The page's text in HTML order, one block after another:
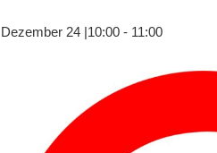
Dezember 24 |10:00 - 11:00